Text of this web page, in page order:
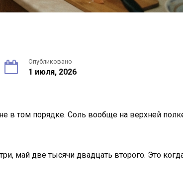
Опубликовано
1 июля, 2026
в том порядке. Соль вообще на верхней
май две тысячи двадцать второго. Это